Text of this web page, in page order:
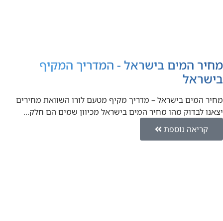
מחיר המים בישראל - המדריך המקיף
בישראל
מחיר המים בישראל – מדריך מקיף מטעם לורו השוואת מחירים
יצאנו לבדוק מהו מחיר המים בישראל מכיוון שמים הם חלק…
קריאה נוספת